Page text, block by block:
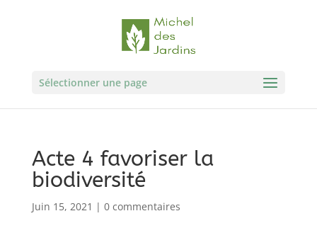
Sélectionner une page
Acte 4 favoriser la
biodiversité
Juin 15, 2021 | 0 commentaires